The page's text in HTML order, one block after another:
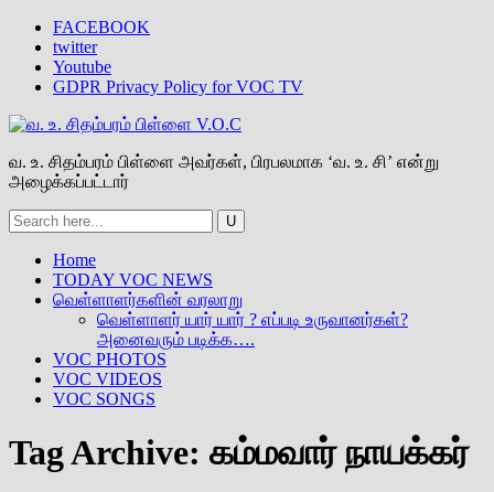
FACEBOOK
twitter
Youtube
GDPR Privacy Policy for VOC TV
வ. உ. சிதம்பரம் பிள்ளை அவர்கள், பிரபலமாக ‘வ. உ. சி’ என்று
அழைக்கப்பட்டார்
Home
TODAY VOC NEWS
வெள்ளாளர்களின் வரலாறு
வெள்ளாளர் யார் யார் ? எப்படி உருவானர்கள்?
அனைவரும் படிக்க….
VOC PHOTOS
VOC VIDEOS
VOC SONGS
Tag Archive: கம்மவார் நாயக்கர்